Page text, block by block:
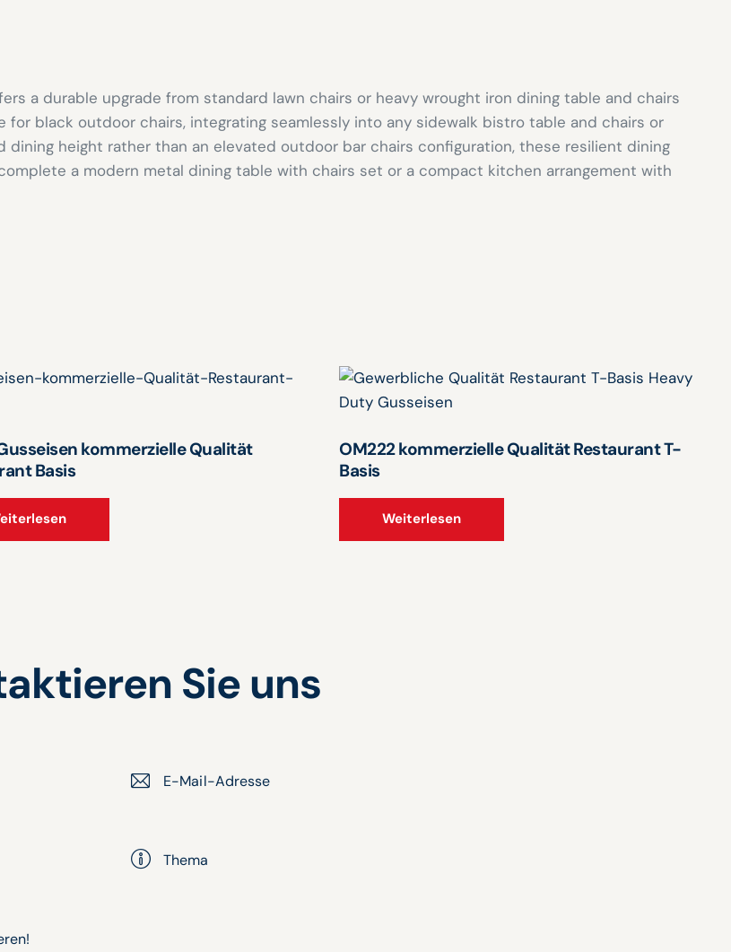
a durable upgrade from standard lawn chairs or heavy wrought iron dining table and chairs
black outdoor chairs, integrating seamlessly into any sidewalk bistro table and chairs or
height rather than an elevated outdoor bar chairs configuration, these resilient dining
a modern metal dining table with chairs set or a compact kitchen arrangement with
kommerzielle Qualität
Basis
OM222 kommerzielle Qualität Restaurant T-
Basis
Weiterlesen
Sie uns